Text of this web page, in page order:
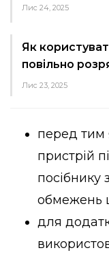
Лис 24, 2025
Як
повільно
Лис 23, 2025
перед тим
пристрій
посібнику
обмежень
для